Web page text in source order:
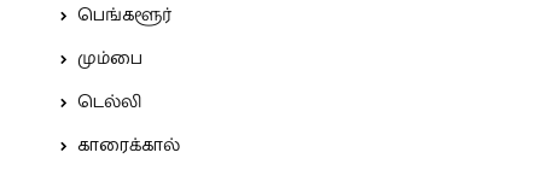
பெங்களூர்
மும்பை
டெல்லி
காரைக்கால்